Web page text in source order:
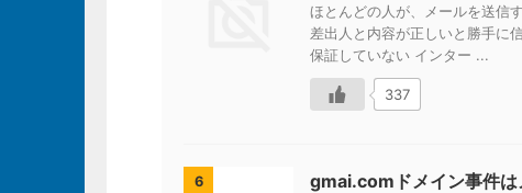
ほとんどの人が、メールを送信
差出人と内容が正しいと勝手に
保証していない インター ...
337
6 gmai.comドメイン事件は